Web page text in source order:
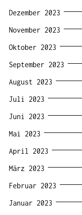
Dezember 2023
November 2023
Oktober 2023
September 2023
August 2023
Juli 2023
Juni 2023
Mai 2023
April 2023
März 2023
Februar 2023
Januar 2023